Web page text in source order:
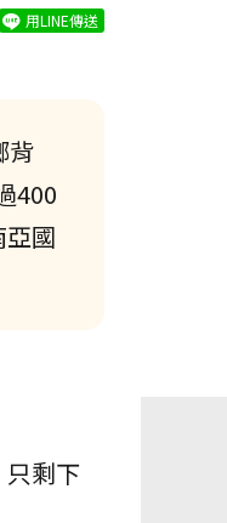
用LINE傳送
背
400
國
剩下